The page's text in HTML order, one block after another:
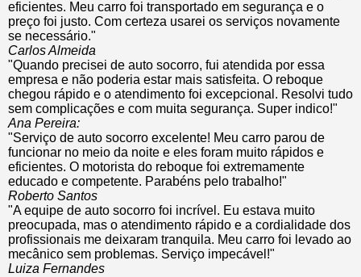
eficientes. Meu carro foi transportado em segurança e o
preço foi justo. Com certeza usarei os serviços novamente
se necessário."
Carlos Almeida
"Quando precisei de auto socorro, fui atendida por essa
empresa e não poderia estar mais satisfeita. O reboque
chegou rápido e o atendimento foi excepcional. Resolvi tudo
sem complicações e com muita segurança. Super indico!"
Ana Pereira:
"Serviço de auto socorro excelente! Meu carro parou de
funcionar no meio da noite e eles foram muito rápidos e
eficientes. O motorista do reboque foi extremamente
educado e competente. Parabéns pelo trabalho!"
Roberto Santos
"A equipe de auto socorro foi incrível. Eu estava muito
preocupada, mas o atendimento rápido e a cordialidade dos
profissionais me deixaram tranquila. Meu carro foi levado ao
mecânico sem problemas. Serviço impecável!"
Luiza Fernandes